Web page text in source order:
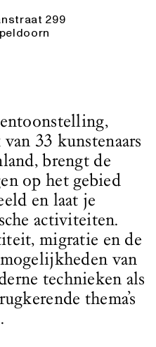
de homepage
299
33 kunstenaars
brengt de
op het gebied
en laat je
activiteiten.
migratie en de
van
technieken als
thema’s